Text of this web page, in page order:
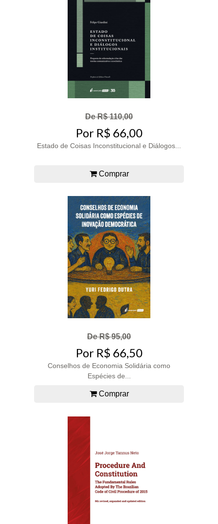
De R$ 110,00
Por R$ 66,00
Estado de Coisas Inconstitucional e Diálogos...
Comprar
De R$ 95,00
Por R$ 66,50
Conselhos de Economia Solidária como
Espécies de...
Comprar